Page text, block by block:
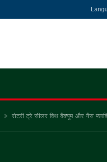
रोटरी ट्रे सीलर विथ वैक्यूम और गैस